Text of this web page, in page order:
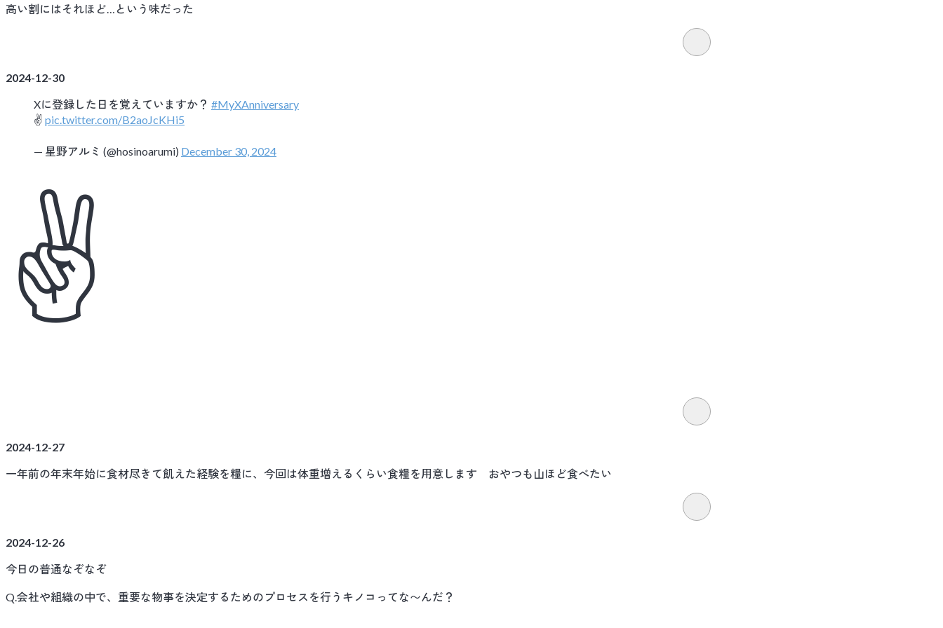
高い割にはそれほど…という味だった
2024-12-30
Xに登録した日を覚えていますか？ #MyXAnniversary
✌️ pic.twitter.com/B2aoJcKHi5
— 星野アルミ (@hosinoarumi) December 30, 2024
✌️
2024-12-27
一年前の年末年始に食材尽きて飢えた経験を糧に、今回は体重増えるくらい食糧を用意します おやつも山ほど食べたい
2024-12-26
今日の普通なぞなぞ
Q.会社や組織の中で、重要な物事を決定するためのプロセスを行うキノコってな〜んだ？